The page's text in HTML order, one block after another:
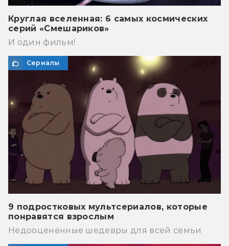
Круглая вселенная: 6 самых космических
серий «Смешариков»
И один фильм!
Сериалы
9 подростковых мультсериалов, которые
понравятся взрослым
Недооценённые шедевры для всей семьи